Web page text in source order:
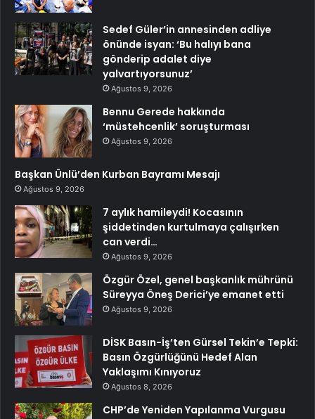
Sedef Güler’in annesinden adliye
önünde isyan: ‘Bu halıyı bana
gönderip adalet diye
yalvartıyorsunuz’
Ağustos 9, 2026
Bennu Gerede hakkında
‘müstehcenlik’ soruşturması
Ağustos 9, 2026
Başkan Ünlü’den Kurban Bayramı Mesajı
Ağustos 9, 2026
7 aylık hamileydi! Kocasının
şiddetinden kurtulmaya çalışırken
can verdi…
Ağustos 9, 2026
Özgür Özel, genel başkanlık mührünü
Süreyya Öneş Derici’ye emanet etti
Ağustos 9, 2026
DİSK Basın-İş’ten Gürsel Tekin’e Tepki:
Basın Özgürlüğünü Hedef Alan
Yaklaşımı Kınıyoruz
Ağustos 8, 2026
CHP’de Yeniden Yapılanma Vurgusu